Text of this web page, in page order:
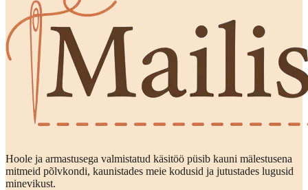
Hoole ja armastusega valmistatud käsitöö püsib kauni mälestusena
mitmeid põlvkondi, kaunistades meie kodusid ja jutustades lugusid
minevikust.